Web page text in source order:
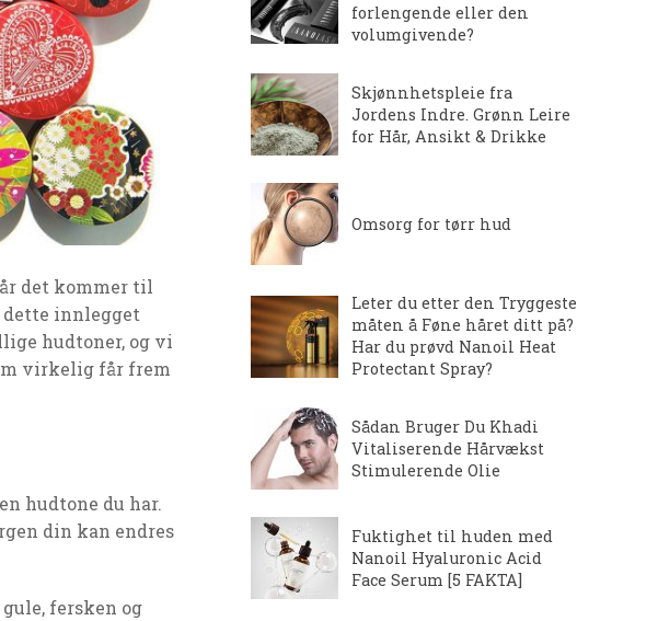
det kommer til
dette innlegget
hudtoner, og vi
virkelig får frem
hudtone du har.
din kan endres
fersken og
forlengende eller den
volumgivende?
Skjønnhetspleie fra
Jordens Indre. Grønn Leire
for Hår, Ansikt & Drikke
Omsorg for tørr hud
Leter du etter den Tryggeste
måten å Føne håret ditt på?
Har du prøvd Nanoil Heat
Protectant Spray?
Sådan Bruger Du Khadi
Vitaliserende Hårvækst
Stimulerende Olie
Fuktighet til huden med
Nanoil Hyaluronic Acid
Face Serum [5 FAKTA]